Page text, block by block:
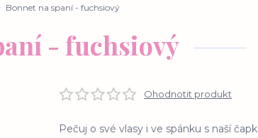
Bonnet na spaní - fuchsiový
- fuchsiový
Ohodnotit produkt
Pečuj o své vlasy i ve spánku s naší